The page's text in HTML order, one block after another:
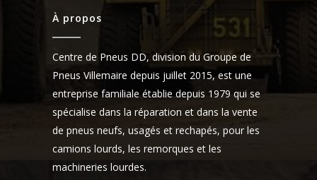
À propos
Centre de Pneus DD, division du Groupe de
Pneus Villemaire depuis juillet 2015, est une
entreprise familiale établie depuis 1979 qui se
spécialise dans la réparation et dans la vente
de pneus neufs, usagés et rechapés, pour les
camions lourds, les remorques et les
machineries lourdes.